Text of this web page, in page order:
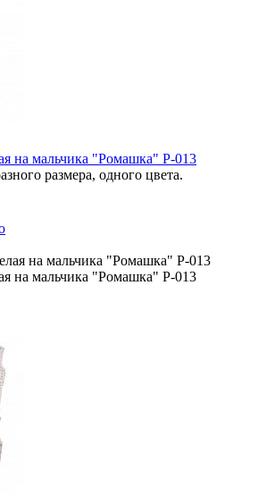
на мальчика "Ромашка" Р-013
размера, одного цвета.
на мальчика "Ромашка" Р-013